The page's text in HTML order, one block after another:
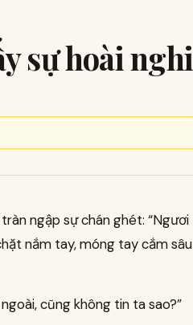
sự hoài nghi
ngập sự chán ghét: “Ngươi
nắm tay, móng tay cắm sâu
cũng không tin ta sao?”